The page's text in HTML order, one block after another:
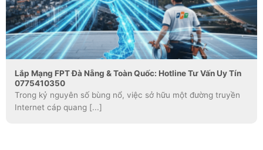
Lắp Mạng FPT Đà Nẵng & Toàn Quốc: Hotline Tư Vấn Uy Tín
0775410350
Trong kỷ nguyên số bùng nổ, việc sở hữu một đường truyền
Internet cáp quang [...]